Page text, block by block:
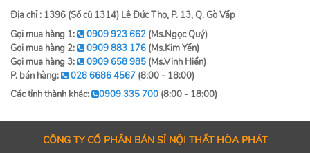
Địa chỉ : 1396 (Số cũ 1314) Lê Đức Thọ, P. 13, Q. Gò Vấp
Gọi mua hàng 1:
0909 923 662 (Ms.Ngọc Quý)
Gọi mua hàng 2:
0909 883 176 (Ms.Kim Yến)
Gọi mua hàng 3:
0909 658 985 (Ms.Vinh Hiển)
P. bán hàng:
028 6686 4567 (8:00 - 18:00)
Các tỉnh thành khác:
0909 335 700 (8:00 - 18:00)
CÔNG TY CỔ PHẦN BÁN SỈ NỘI THẤT HÒA PHÁT